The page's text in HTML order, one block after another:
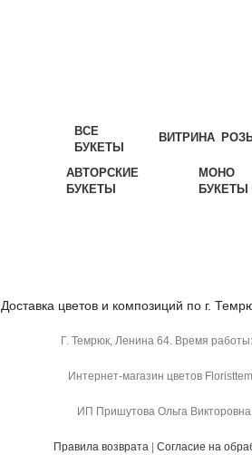
ВСЕ
БУКЕТЫ
ВИТРИНА
АВТОРСКИЕ
БУКЕТЫ
МОНО
БУКЕТЫ
Доставка цветов и композиций по г.
Г. Темрюк, Ленина 64. Время
Интернет-магазин цветов
ИП Пришутова Ольга Викторовна
Правила возврата| Согласие на